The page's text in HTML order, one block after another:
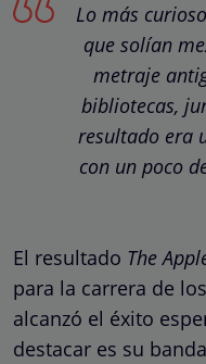
Lo más
que solían
metraje
bibliotecas,
resultado era
con un poco
El resultado The
para la carrera de
alcanzó el éxito
destacar es su